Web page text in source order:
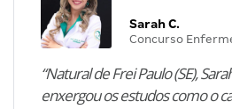
Sarah C.
Concurso
“Natural de Frei Paulo (SE),
enxergou os estudos como o